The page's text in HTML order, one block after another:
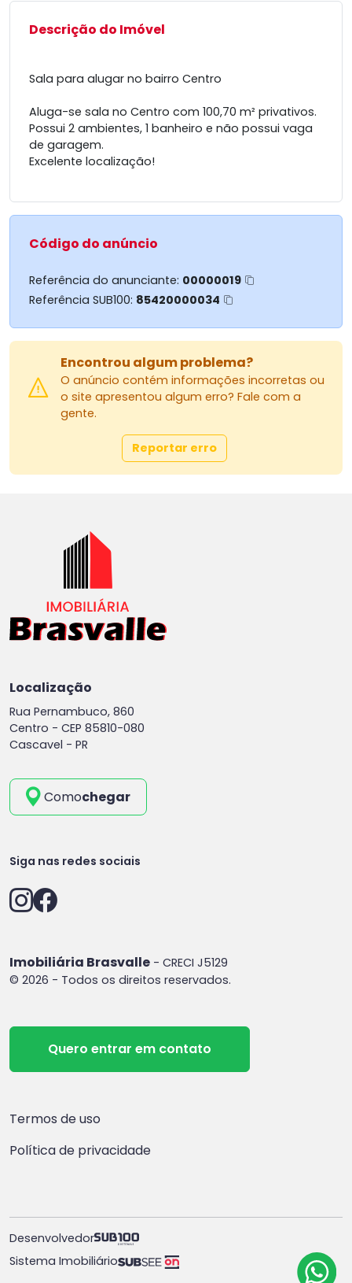
Descrição do Imóvel
Sala para alugar no bairro Centro
Aluga-se sala no Centro com 100,70 m² privativos.
Possui 2 ambientes, 1 banheiro e não possui vaga
de garagem.
Excelente localização!
Código do anúncio
Referência do anunciante: 00000019
Referência SUB100: 85420000034
Encontrou algum problema?
O anúncio contém informações incorretas ou
o site apresentou algum erro? Fale com a
gente.
Reportar erro
Localização
Rua Pernambuco, 860
Centro - CEP 85810-080
Cascavel - PR
Comochegar
Siga nas redes sociais
Imobiliária Brasvalle - CRECI J5129
© 2026 - Todos os direitos reservados.
Quero entrar em contato
Termos de uso
Política de privacidade
Desenvolvedor
Sistema Imobiliário